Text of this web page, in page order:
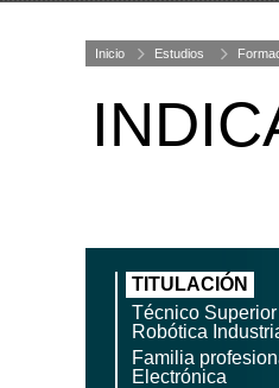
Inicio Estudios
TITULACIÓN
Técnico
Robótica
Familia
Electrónica